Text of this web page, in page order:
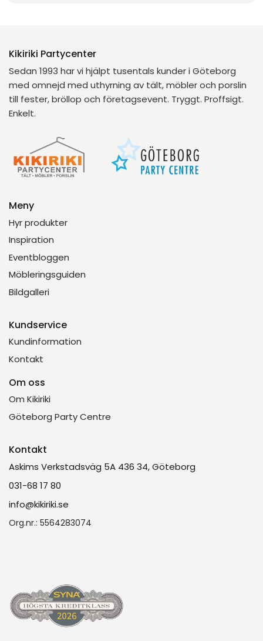
Kikiriki Partycenter
Sedan 1993 har vi hjälpt tusentals kunder i Göteborg
med omnejd med uthyrning av tält, möbler och porslin
till fester, bröllop och företagsevent. Tryggt. Proffsigt.
Enkelt.
Meny
Hyr produkter
Inspiration
Eventbloggen
Möbleringsguiden
Bildgalleri
Kundservice
Kundinformation
Kontakt
Om oss
Om Kikiriki
Göteborg Party Centre
Kontakt
Askims Verkstadsväg 5A 436 34, Göteborg
031-68 17 80
info@kikiriki.se
Org.nr.: 5564283074